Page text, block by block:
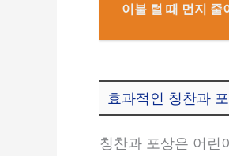
이불 털 때 먼지 줄
효과적인 칭찬과
칭찬과 포상은 어린